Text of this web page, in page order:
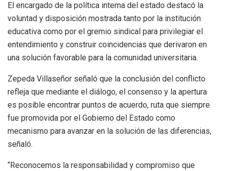
El encargado de la política interna del estado destacó la
voluntad y disposición mostrada tanto por la institución
educativa como por el gremio sindical para privilegiar el
entendimiento y construir coincidencias que derivaron en
una solución favorable para la comunidad universitaria.
Zepeda Villaseñor señaló que la conclusión del conflicto
refleja que mediante el diálogo, el consenso y la apertura
es posible encontrar puntos de acuerdo, ruta que siempre
fue promovida por el Gobierno del Estado como
mecanismo para avanzar en la solución de las diferencias,
señaló.
“Reconocemos la responsabilidad y compromiso que